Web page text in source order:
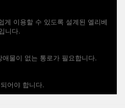
게 이용할 수 있도록 설계된 엘리베
니다.
물이 없는 통로가 필요합니다.
어야 합니다.